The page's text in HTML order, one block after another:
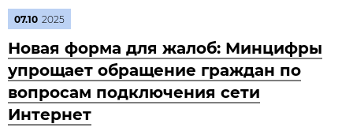
07.10 2025
Новая форма для жалоб: Минцифры
упрощает обращение граждан по
вопросам подключения сети
Интернет